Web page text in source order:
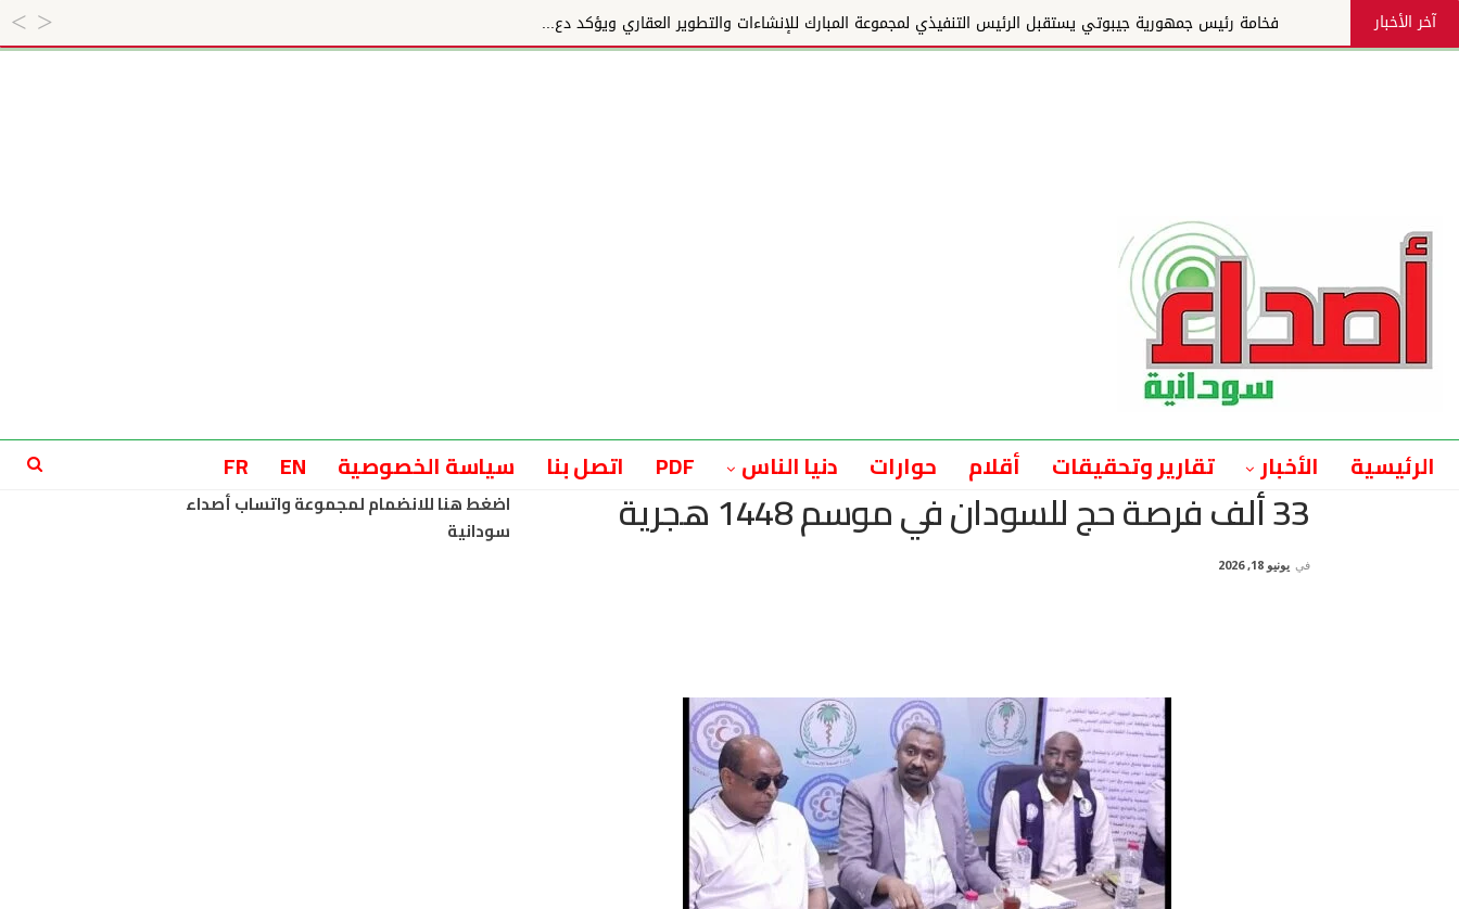
آخر الأخبار فخامة رئيس جمهورية جيبوتي يستقبل الرئيس التنفيذي لمجموعة المبارك للإنشاءات والتطوير العقاري ويؤكد دع...
الرئيسية الأخبار تقارير وتحقيقات أقلام حوارات دنيا الناس PDF اتصل بنا سياسة الخصوصية EN
FR
33 ألف فرصة حج للسودان في موسم 1448 هجرية
في يونيو 18, 2026
اضغط هنا للانضمام لمجموعة واتساب أصداء
سودانية